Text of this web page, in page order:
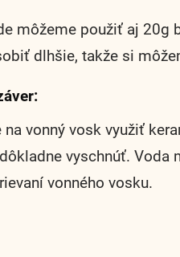
môžeme použiť aj 20g
dlhšie, takže si
na vonný vosk využiť
vyschnúť.
vonného vosku.